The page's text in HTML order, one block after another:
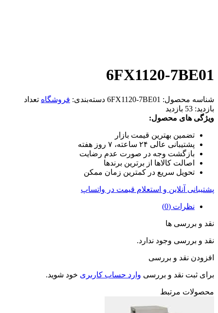
6FX1120-7BE01
شناسه محصول: 6FX1120-7BE01 دسته‌بندی: فروشگاه تعداد
بازدید: 53 بازدید
ویژگی های محصول:
تضمین بهترین قیمت بازار
پشتیبانی عالی ۲۴ ساعته، ۷ روز هفته
بازگشت وجه در صورت عدم رضایت
اصالت کالاها از برترین برندها
تحویل سریع در کمترین زمان ممکن
پشتیبانی آنلاین و استعلام قیمت در واتساپ
نظرات (0)
نقد و بررسی ها
نقد و بررسی وجود ندارد.
افزودن نقد و بررسی
برای ثبت نقد و بررسی وارد حساب کاربری خود شوید.
محصولات مرتبط